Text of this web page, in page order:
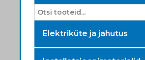
Elektriküte ja jahutus